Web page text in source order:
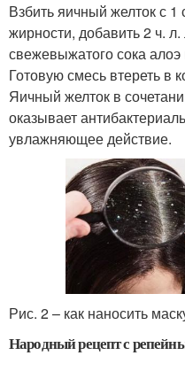
Взбить яичный желток с 1
жирности, добавить 2 ч.
свежевыжатого сока
Готовую смесь втереть в
Яичный желток в
оказывает
увлажняющее действие.
Рис. 2 – как наносить
Народный рецепт с